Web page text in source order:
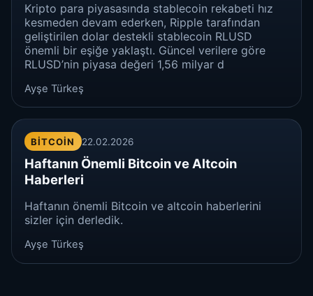
Kripto para piyasasında stablecoin rekabeti hız
kesmeden devam ederken, Ripple tarafından
geliştirilen dolar destekli stablecoin RLUSD
önemli bir eşiğe yaklaştı. Güncel verilere göre
RLUSD’nin piyasa değeri 1,56 milyar d
Ayşe Türkeş
BITCOIN 22.02.2026
Haftanın Önemli Bitcoin ve Altcoin
Haberleri
Haftanın önemli Bitcoin ve altcoin haberlerini
sizler için derledik.
Ayşe Türkeş